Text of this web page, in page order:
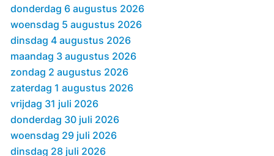
donderdag 6 augustus 2026
woensdag 5 augustus 2026
dinsdag 4 augustus 2026
maandag 3 augustus 2026
zondag 2 augustus 2026
zaterdag 1 augustus 2026
vrijdag 31 juli 2026
donderdag 30 juli 2026
woensdag 29 juli 2026
dinsdag 28 juli 2026